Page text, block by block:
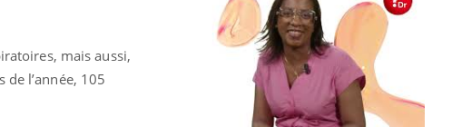
mais aussi,
l’année, 105